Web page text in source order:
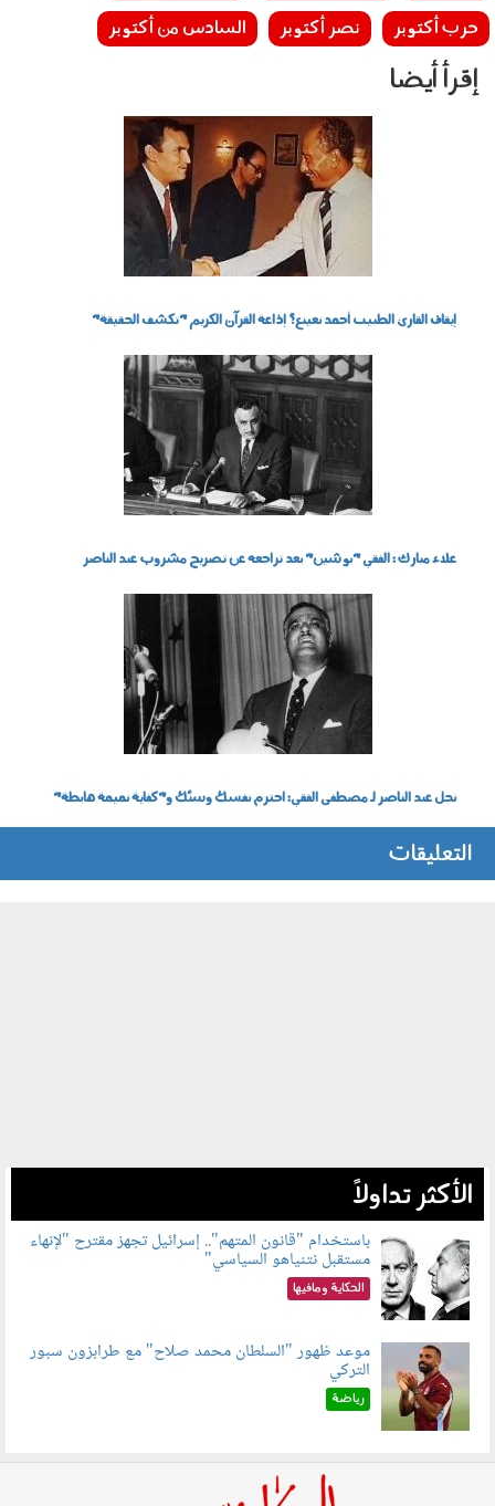
حرب أكتوبر
نصر أكتوبر السادس من أكتوبر
إقرأ أيضا
إيقاف القارئ الطبيب أحمد نعينع؟ إذاعة القرآن الكريم "تكشف الحقيقة"
علاء مبارك : الفقي "بوشين" بعد تراجعه عن تصريح مشروب عبد الناصر
نجل عبد الناصر لـ مصطفى الفقي: احترم نفسك وسنَّك و"كفاية نميمة هابطة"
التعليقات
الأكثر تداولاً
090801.jpg
باستخدام "قانون المتهم".. إسرائيل تجهز مقترح "لإنهاء
مستقبل نتنياهو السياسي"
الحكاية ومافيها
090802.jpg
موعد ظهور "السلطان محمد صلاح" مع طرابزون سبور
التركي
رياضة